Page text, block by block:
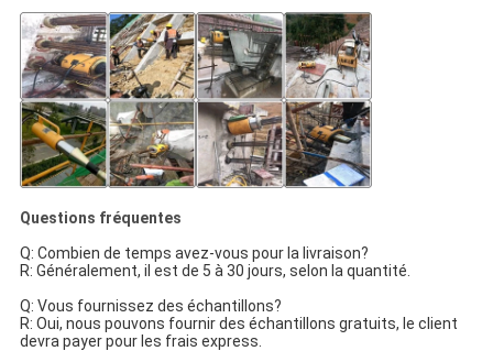
Questions fréquentes
Q: Combien de temps avez-vous pour la livraison?
R: Généralement, il est de 5 à 30 jours, selon la quantité.
Q: Vous fournissez des échantillons?
R: Oui, nous pouvons fournir des échantillons gratuits, le client
devra payer pour les frais express.